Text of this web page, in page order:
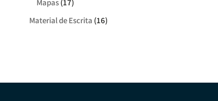
Mapas (17)
Material de Escrita (16)